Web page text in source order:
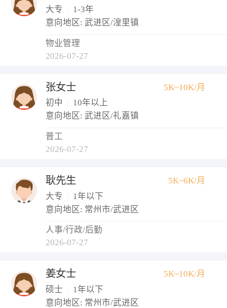
大专
1-3年
意向地区: 武进区/湟里镇
物业管理
2026-07-27
张女士
5K~10K/月
初中
10年以上
意向地区: 武进区/礼嘉镇
普工
2026-07-27
耿先生
5K~6K/月
大专
1年以下
意向地区: 常州市/武进区
人事/行政/后勤
2026-07-27
姜女士
5K~10K/月
硕士
1年以下
意向地区: 常州市/武进区